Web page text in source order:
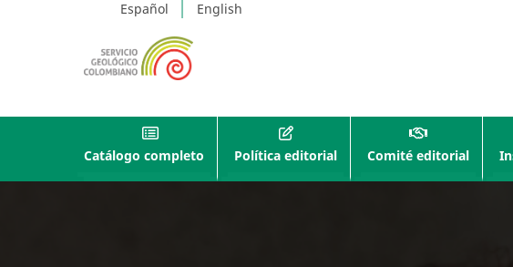
Español English
Catálogo completo Política editorial Comité editorial